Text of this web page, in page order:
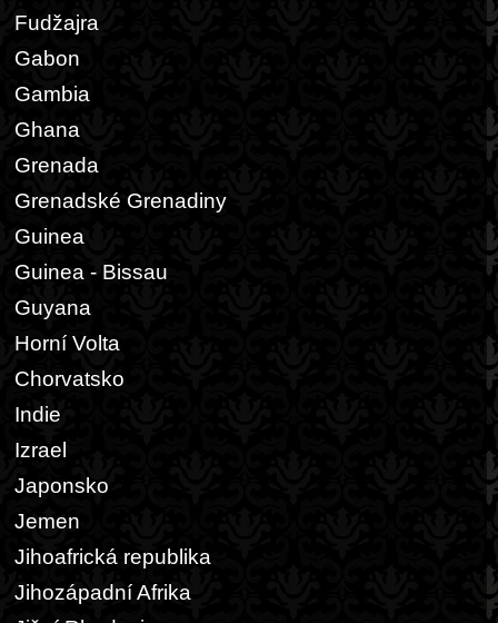
Fudžajra
Gabon
Gambia
Ghana
Grenada
Grenadské Grenadiny
Guinea
Guinea - Bissau
Guyana
Horní Volta
Chorvatsko
Indie
Izrael
Japonsko
Jemen
Jihoafrická republika
Jihozápadní Afrika